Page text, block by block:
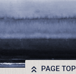
PAGE TOP